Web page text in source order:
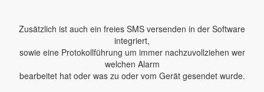
Zusätzlich ist auch ein freies SMS versenden in der Software
integriert,
sowie eine Protokollführung um immer nachzuvollziehen wer
welchen Alarm
bearbeitet hat oder was zu oder vom Gerät gesendet wurde.